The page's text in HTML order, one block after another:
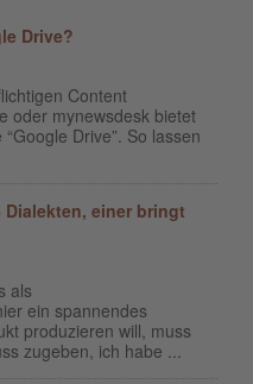
Drive?
Content
oder mynewsdesk bietet
Drive”. So lassen
einer bringt
als
ein spannendes
produzieren will, muss
zugeben, ich habe ...